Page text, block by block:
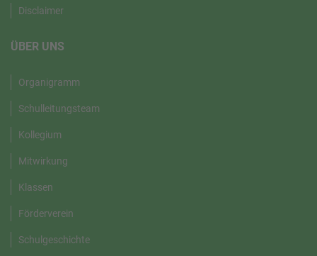
Disclaimer
ÜBER UNS
Organigramm
Schulleitungsteam
Kollegium
Mitwirkung
Klassen
Förderverein
Schulgeschichte